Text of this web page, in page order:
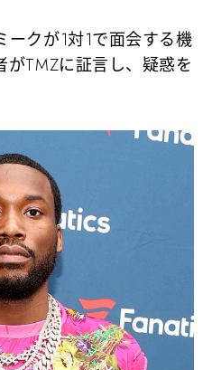
クが1対1で面会する機
TMZに証言し、疑惑を